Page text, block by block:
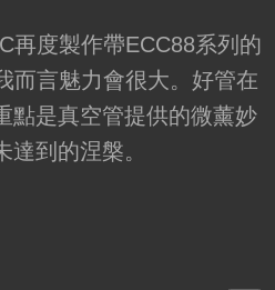
再度製作帶ECC88系列的
而言魅力會很大。好管在
點是真空管提供的微薰妙
到的涅槃。